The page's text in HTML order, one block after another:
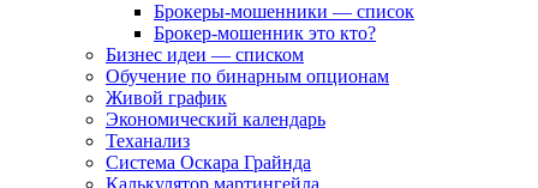
Брокеры-мошенники — список
Брокер-мошенник это кто?
Бизнес идеи — списком
Обучение по бинарным опционам
Живой график
Экономический календарь
Теханализ
Система Оскара Грайнда
Калькулятор мартингейла